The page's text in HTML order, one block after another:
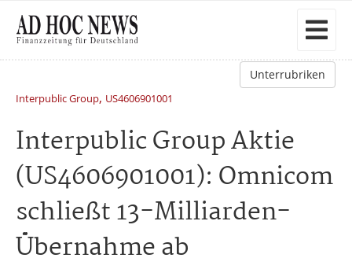
Unterrubriken
Interpublic Group, US4606901001
Interpublic Group Aktie
(US4606901001): Omnicom
schließt 13-Milliarden-
Übernahme ab